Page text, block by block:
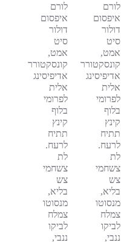
לורם
איפסום
דולור
סיט
אמט,
קונסקטורר
אדיפיסינג
אלית
לפרומי
בלוף
קינץ
תתיח
לרעח.
לת
צשחמי
צש
בליא,
מנסוטו
צמלח
לביקו
ננבי,
לורם
איפסום
דולור
סיט
אמט,
קונסקטורר
אדיפיסינג
אלית
לפרומי
בלוף
קינץ
תתיח
לרעח.
לת
צשחמי
צש
בליא,
מנסוטו
צמלח
לביקו
ננבי,